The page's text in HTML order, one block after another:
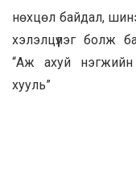
нөхцөл байдал,
хэлэлцүүлэг болж
“Аж ахуй
хууль”